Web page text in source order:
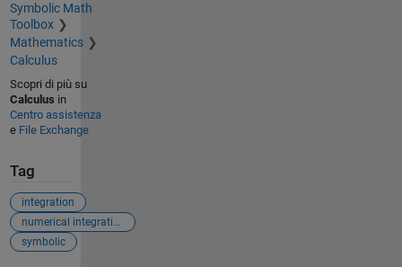
Symbolic Math
Toolbox
Mathematics
Calculus
Scopri di più su
Calculus in
Centro assistenza
e File Exchange
Tag
integration
numerical integration
symbolic